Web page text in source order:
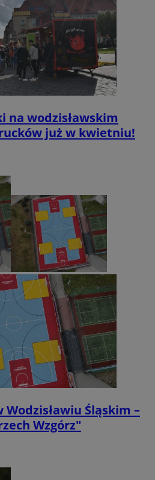
na wodzisławskim
już w kwietniu!
Śląskim –
Wzgórz"